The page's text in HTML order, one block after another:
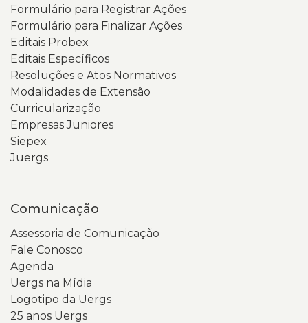
Formulário para Registrar Ações
Formulário para Finalizar Ações
Editais Probex
Editais Específicos
Resoluções e Atos Normativos
Modalidades de Extensão
Curricularização
Empresas Juniores
Siepex
Juergs
Comunicação
Assessoria de Comunicação
Fale Conosco
Agenda
Uergs na Mídia
Logotipo da Uergs
25 anos Uergs